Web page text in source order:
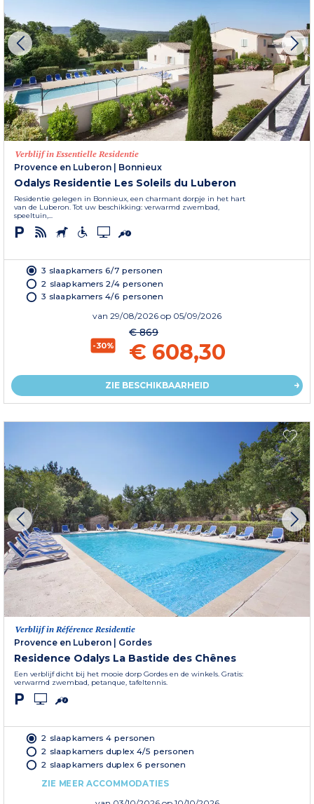
Verblijf in Essentielle Residentie
Provence en Luberon | Bonnieux
Odalys Residentie Les Soleils du Luberon
Residentie gelegen in Bonnieux, een charmant dorpje in het hart
van de Luberon. Tot uw beschikking: verwarmd zwembad,
speeltuin,...
3 slaapkamers 6/7 personen
2 slaapkamers 2/4 personen
3 slaapkamers 4/6 personen
van 29/08/2026 op 05/09/2026
-30%
€ 869
€ 608,30
ZIE BESCHIKBAARHEID
Verblijf in Référence Residentie
Provence en Luberon | Gordes
Residence Odalys La Bastide des Chênes
Een verblijf dicht bij het mooie dorp Gordes en de winkels. Gratis:
verwarmd zwembad, petanque, tafeltennis.
2 slaapkamers 4 personen
2 slaapkamers duplex 4/5 personen
2 slaapkamers duplex 6 personen
ZIE MEER ACCOMMODATIES